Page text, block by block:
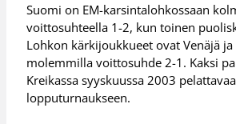
Suomi on EM-karsintalohkossaan
voittosuhteella 1-2, kun toinen
Lohkon kärkijoukkueet ovat Venäjä
molemmilla voittosuhde 2-1. Kaksi
Kreikassa syyskuussa 2003
lopputurnaukseen.